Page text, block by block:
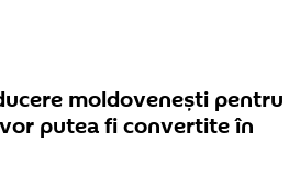
moldovenești pentru
putea fi convertite în